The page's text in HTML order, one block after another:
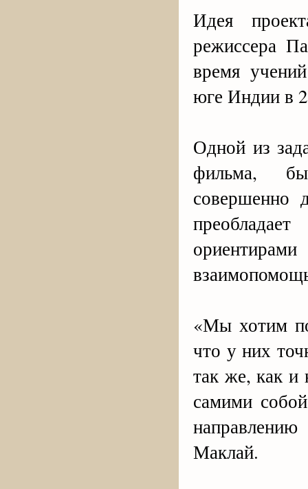
Идея
режиссера
время
юге Индии в
Одной из
фильма,
совершенно
«Мы хотим
что у них
так же, как и
самими
Маклай.